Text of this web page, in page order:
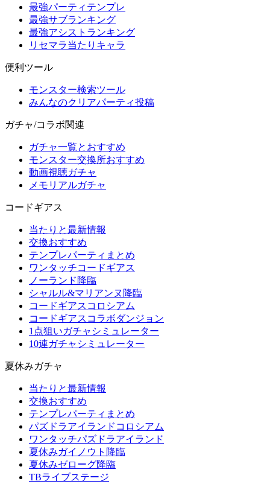
最強パーティテンプレ
最強サブランキング
最強アシストランキング
リセマラ当たりキャラ
便利ツール
モンスター検索ツール
みんなのクリアパーティ投稿
ガチャ/コラボ関連
ガチャ一覧とおすすめ
モンスター交換所おすすめ
動画視聴ガチャ
メモリアルガチャ
コードギアス
当たりと最新情報
交換おすすめ
テンプレパーティまとめ
ワンタッチコードギアス
ノーランド降臨
シャルル&マリアンヌ降臨
コードギアスコロシアム
コードギアスコラボダンジョン
1点狙いガチャシミュレーター
10連ガチャシミュレーター
夏休みガチャ
当たりと最新情報
交換おすすめ
テンプレパーティまとめ
パズドラアイランドコロシアム
ワンタッチパズドラアイランド
夏休みガイノウト降臨
夏休みゼローグ降臨
TBライブステージ